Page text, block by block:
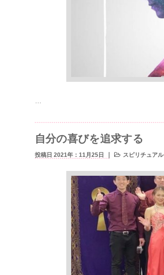
自分の喜びを追求する
投稿日 2021年：11月25日 スピリチュアル